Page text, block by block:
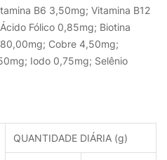
B6 3,50mg; Vitamina B12
Fólico 0,85mg; Biotina
Cobre 4,50mg;
Iodo 0,75mg; Selênio
QUANTIDADE DIÁRIA (g)